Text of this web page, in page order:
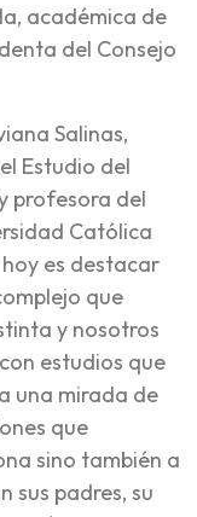
académica de
del Consejo
Salinas,
Estudio del
profesora del
Católica
es destacar
que
y nosotros
estudios que
una mirada de
que
sino también a
sus padres, su